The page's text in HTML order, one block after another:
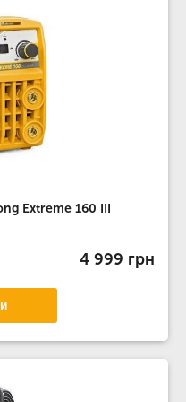
Extreme 160 III
4 999 грн